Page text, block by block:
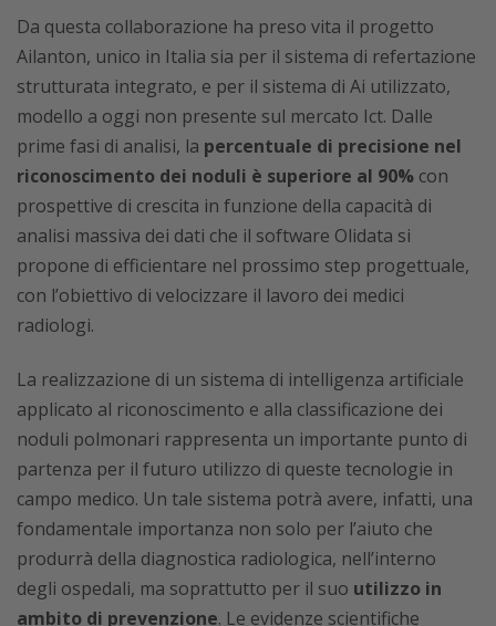
Da questa collaborazione ha preso vita il progetto
Ailanton, unico in Italia sia per il sistema di refertazione
strutturata integrato, e per il sistema di Ai utilizzato,
modello a oggi non presente sul mercato Ict. Dalle
prime fasi di analisi, la percentuale di precisione nel
riconoscimento dei noduli è superiore al 90% con
prospettive di crescita in funzione della capacità di
analisi massiva dei dati che il software Olidata si
propone di efficientare nel prossimo step progettuale,
con l’obiettivo di velocizzare il lavoro dei medici
radiologi.
La realizzazione di un sistema di intelligenza artificiale
applicato al riconoscimento e alla classificazione dei
noduli polmonari rappresenta un importante punto di
partenza per il futuro utilizzo di queste tecnologie in
campo medico. Un tale sistema potrà avere, infatti, una
fondamentale importanza non solo per l’aiuto che
produrrà della diagnostica radiologica, nell’interno
degli ospedali, ma soprattutto per il suo utilizzo in
ambito di prevenzione. Le evidenze scientifiche